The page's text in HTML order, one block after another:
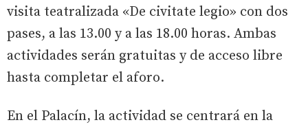
visita teatralizada «De civitate legio» con dos
pases, a las 13.00 y a las 18.00 horas. Ambas
actividades serán gratuitas y de acceso libre
hasta completar el aforo.
En el Palacín, la actividad se centrará en la